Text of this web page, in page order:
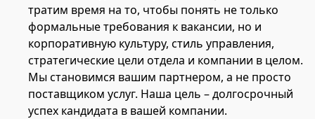
тратим время на то, чтобы понять не только
формальные требования к вакансии, но и
корпоративную культуру, стиль управления,
стратегические цели отдела и компании в целом.
Мы становимся вашим партнером, а не просто
поставщиком услуг. Наша цель – долгосрочный
успех кандидата в вашей компании.